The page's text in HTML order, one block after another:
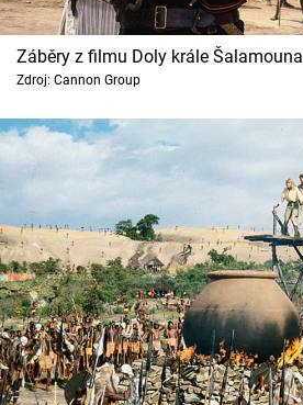
Záběry z filmu Doly krále Šalamouna
Zdroj: Cannon Group